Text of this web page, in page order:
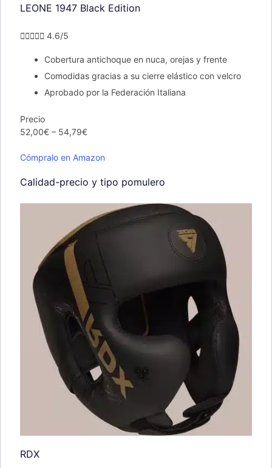
LEONE 1947 Black Edition
 4.6/5
Cobertura antichoque en nuca, orejas y frente
Comodidas gracias a su cierre elástico con velcro
Aprobado por la Federación Italiana
Precio
52,00€ – 54,79€
Cómpralo en Amazon
Calidad-precio y tipo pomulero
RDX